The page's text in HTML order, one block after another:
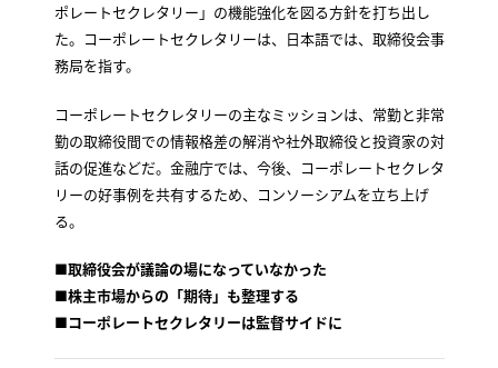
ポレートセクレタリー」の機能強化を図る方針を打ち出し
た。コーポレートセクレタリーは、日本語では、取締役会事
務局を指す。
コーポレートセクレタリーの主なミッションは、常勤と非常
勤の取締役間での情報格差の解消や社外取締役と投資家の対
話の促進などだ。金融庁では、今後、コーポレートセクレタ
リーの好事例を共有するため、コンソーシアムを立ち上げ
る。
■取締役会が議論の場になっていなかった
■株主市場からの「期待」も整理する
■コーポレートセクレタリーは監督サイドに